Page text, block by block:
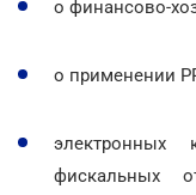
о финансово-
о применении
электронных
фискальных